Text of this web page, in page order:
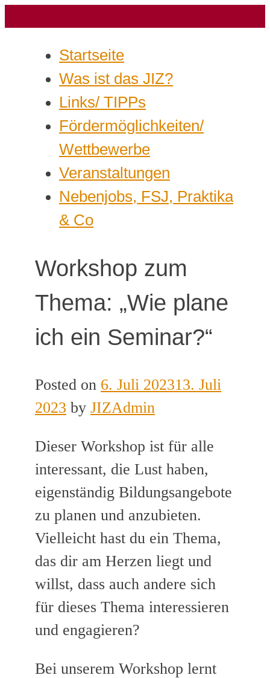
Startseite
Was ist das JIZ?
Links/ TIPPs
Fördermöglichkeiten/
Wettbewerbe
Veranstaltungen
Nebenjobs, FSJ, Praktika
& Co
Workshop zum
Thema: „Wie plane
ich ein Seminar?“
Posted on 6. Juli 202313. Juli
2023 by JIZAdmin
Dieser Workshop ist für alle
interessant, die Lust haben,
eigenständig Bildungsangebote
zu planen und anzubieten.
Vielleicht hast du ein Thema,
das dir am Herzen liegt und
willst, dass auch andere sich
für dieses Thema interessieren
und engagieren?
Bei unserem Workshop lernt